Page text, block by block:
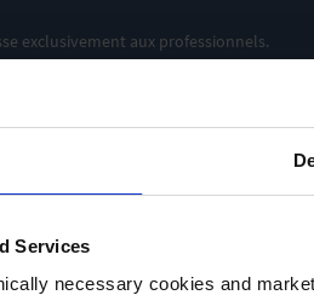
Services
necessary cookies and
exclusivement aux professionnels.